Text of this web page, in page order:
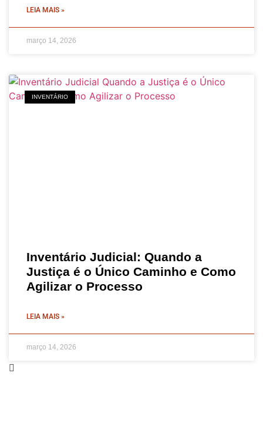
LEIA MAIS »
março 14, 2026
INVENTÁRIO
Inventário Judicial: Quando a
Justiça é o Único Caminho e Como
Agilizar o Processo
LEIA MAIS »
março 14, 2026